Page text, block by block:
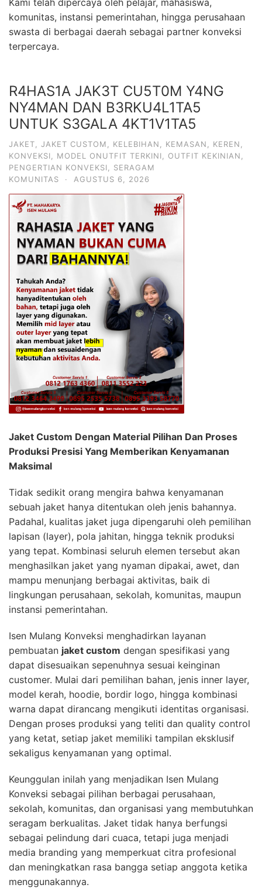
Kami telah dipercaya oleh pelajar, mahasiswa,
komunitas, instansi pemerintahan, hingga perusahaan
swasta di berbagai daerah sebagai partner konveksi
terpercaya.
R4HAS1A JAK3T CU5T0M Y4NG
NY4MAN DAN B3RKU4L1TA5
UNTUK S3GALA 4KT1V1TA5
JAKET JAKET CUSTOM KELEBIHAN KEMASAN KEREN
KONVEKSI
MODEL ONUTFIT TERKINI OUTFIT KEKINIAN
PENGERTIAN KONVEKSI
SERAGAM
KOMUNITAS
· AGUSTUS 6, 2026
Jaket Custom Dengan Material Pilihan Dan Proses
Produksi Presisi Yang Memberikan Kenyamanan
Maksimal
Tidak sedikit orang mengira bahwa kenyamanan
sebuah jaket hanya ditentukan oleh jenis bahannya.
Padahal, kualitas jaket juga dipengaruhi oleh pemilihan
lapisan (layer), pola jahitan, hingga teknik produksi
yang tepat. Kombinasi seluruh elemen tersebut akan
menghasilkan jaket yang nyaman dipakai, awet, dan
mampu menunjang berbagai aktivitas, baik di
lingkungan perusahaan, sekolah, komunitas, maupun
instansi pemerintahan.
Isen Mulang Konveksi menghadirkan layanan
pembuatan jaket custom dengan spesifikasi yang
dapat disesuaikan sepenuhnya sesuai keinginan
customer. Mulai dari pemilihan bahan, jenis inner layer,
model kerah, hoodie, bordir logo, hingga kombinasi
warna dapat dirancang mengikuti identitas organisasi.
Dengan proses produksi yang teliti dan quality control
yang ketat, setiap jaket memiliki tampilan eksklusif
sekaligus kenyamanan yang optimal.
Keunggulan inilah yang menjadikan Isen Mulang
Konveksi sebagai pilihan berbagai perusahaan,
sekolah, komunitas, dan organisasi yang membutuhkan
seragam berkualitas. Jaket tidak hanya berfungsi
sebagai pelindung dari cuaca, tetapi juga menjadi
media branding yang memperkuat citra profesional
dan meningkatkan rasa bangga setiap anggota ketika
menggunakannya.